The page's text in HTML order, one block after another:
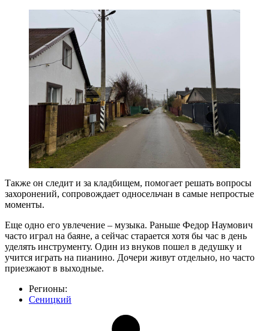
Также он следит и за кладбищем, помогает решать вопросы
захоронений, сопровождает односельчан в самые непростые
моменты.​
Еще одно его увлечение – музыка. Раньше Федор Наумович
часто играл на баяне, а сейчас старается хотя бы час в день
уделять инструменту. Один из внуков пошел в дедушку и
учится играть на пианино. Дочери живут отдельно, но часто
приезжают в выходные.
Регионы:
Сеницкий